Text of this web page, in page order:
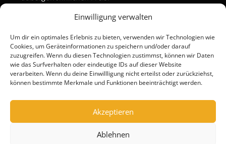
Einwilligung verwalten
Um dir ein optimales Erlebnis zu bieten, verwenden wir Technologien wie
Cookies, um Geräteinformationen zu speichern und/oder darauf
zuzugreifen. Wenn du diesen Technologien zustimmst, können wir Daten
wie das Surfverhalten oder eindeutige IDs auf dieser Website
verarbeiten. Wenn du deine Einwillligung nicht erteilst oder zurückziehst,
können bestimmte Merkmale und Funktionen beeinträchtigt werden.
Akzeptieren
Ablehnen